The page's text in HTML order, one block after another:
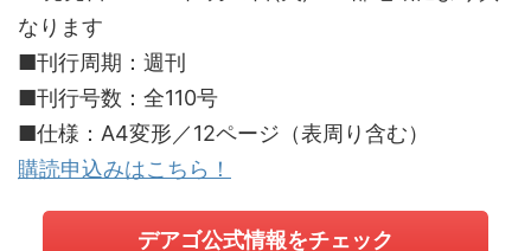
なります
■刊行周期：週刊
■刊行号数：全110号
■仕様：A4変形／12ページ（表周り含む）
購読申込みはこちら！
デアゴ公式情報をチェック